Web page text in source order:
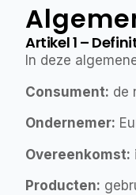
Artikel 1 –
In deze
Consument: de
Ondernemer:
Overeenkomst:
Producten: